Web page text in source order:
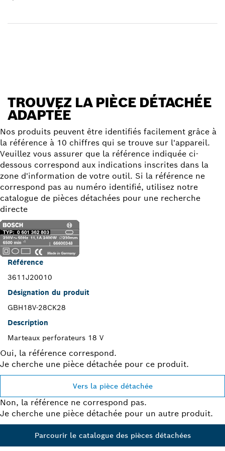
TROUVEZ LA PIÈCE DÉTACHÉE
ADAPTÉE
Nos produits peuvent être identifiés facilement grâce à
la référence à 10 chiffres qui se trouve sur l'appareil.
Veuillez vous assurer que la référence indiquée ci-
dessous correspond aux indications inscrites dans la
zone d'information de votre outil. Si la référence ne
correspond pas au numéro identifié, utilisez notre
catalogue de pièces détachées pour une recherche
directe
Référence
3611J20010
Désignation du produit
GBH18V-28CK28
Description
Marteaux perforateurs 18 V
Oui, la référence correspond.
Je cherche une pièce détachée pour ce produit.
Vers la pièce détachée
Non, la référence ne correspond pas.
Je cherche une pièce détachée pour un autre produit.
Parcourir le catalogue des pièces détachées